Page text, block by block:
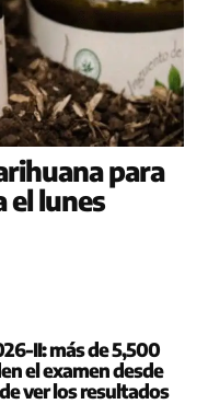
para
el lunes
II: más de 5,500
el examen desde
ver los resultados